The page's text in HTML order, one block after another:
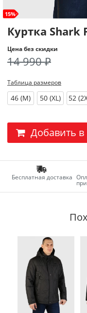
15%
Куртка Shark
Цена без скидки
14 990 ₽
Таблица размеров
46 (M) 50 (XL) 52
Добавить в
Бесплатная доставка